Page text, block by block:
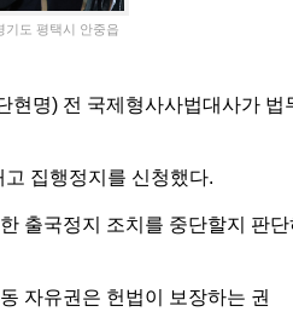
기도 평택시 안중읍
현명) 전 국제형사사법대사가 법
집행정지를 신청했다.
출국정지 조치를 중단할지 판단
자유권은 헌법이 보장하는 권